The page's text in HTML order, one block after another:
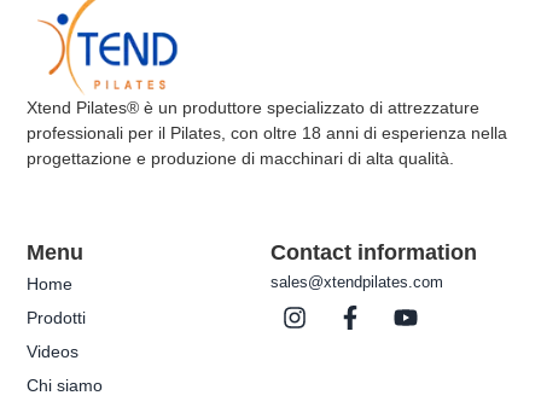
Xtend Pilates® è un produttore specializzato di attrezzature
professionali per il Pilates, con oltre 18 anni di esperienza nella
progettazione e produzione di macchinari di alta qualità.
Menu
Home
Prodotti
Videos
Chi siamo
Contact information
sales@xtendpilates.com